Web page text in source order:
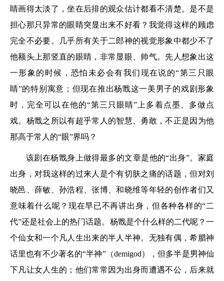
睛画得太淡了，坐在后排的观众估计都看不清楚。是不是
担心那只异常的眼睛突显出来不好看？我觉得这样的顾虑
完全不必要。几乎所有关于二郎神的视觉形象中都少不了
他额头上那竖直的眼睛，非常显眼、帅气。先人想象出这
一形象的时候，恐怕未必会有我们现在说的“第三只眼
睛”的特别寓意；但现在推出杨戬这一美男子的戏剧形象
时，完全可以在他的“第三只眼睛”上多着点墨、多做点
戏。杨戬之所以有超乎常人的智慧、勇敢，不正是因为他
那高于常人的“眼”界吗？
该剧在杨戬身上做得最多的文章是他的“出身”。家庭
出身，对我这样的过来人是个有切肤之痛的话题，但对刘
晓邑、薛敏、孙浩程、张博、和晓维等年轻的创作者们又
意味着什么呢？现在早已不再讲出身，但各种各样的“二
代”还是社会上的热门话题。杨戬是个什么样的二代呢？一
个仙女和一个凡人生出来的半人半神。无独有偶，希腊神
话里也有不少著名的“半神”（demigod），但多半是男神仙
下凡让女人生的；他们常常因为出身而遭遇不公，后来就